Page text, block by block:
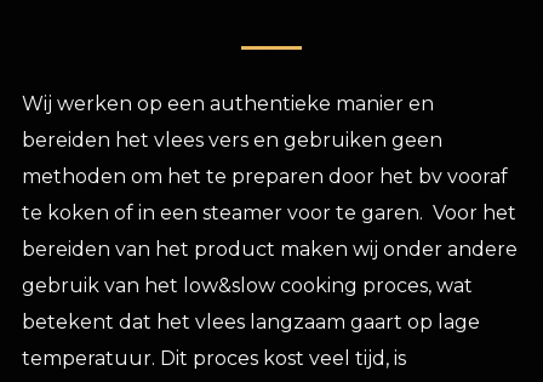
Wij werken op een authentieke manier en
bereiden het vlees vers en gebruiken geen
methoden om het te preparen door het bv vooraf
te koken of in een steamer voor te garen. Voor het
bereiden van het product maken wij onder andere
gebruik van het low&slow cooking proces, wat
betekent dat het vlees langzaam gaart op lage
temperatuur. Dit proces kost veel tijd, is